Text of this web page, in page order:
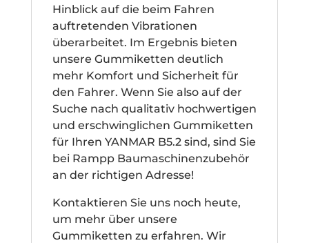
Hinblick auf die beim Fahren
auftretenden Vibrationen
überarbeitet. Im Ergebnis bieten
unsere Gummiketten deutlich
mehr Komfort und Sicherheit für
den Fahrer. Wenn Sie also auf der
Suche nach qualitativ hochwertigen
und erschwinglichen Gummiketten
für Ihren YANMAR B5.2 sind, sind Sie
bei Rampp Baumaschinenzubehör
an der richtigen Adresse!
Kontaktieren Sie uns noch heute,
um mehr über unsere
Gummiketten zu erfahren. Wir